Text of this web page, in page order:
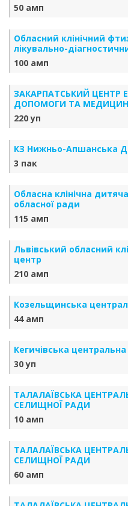
50 амп
Обласний клінічний
лікувально-
100 амп
ЗАКАРПАТСЬКИЙ ЦЕНТР
ДОПОМОГИ ТА
220 уп
КЗ Нижньо-Апшанська
3 пак
Обласна клінічна
обласної ради
115 амп
Львівський обласний
центр
210 амп
Козельщинська
44 амп
Кегичівська
30 уп
ТАЛАЛАЇВСЬКА
СЕЛИЩНОЇ РАДИ
10 амп
ТАЛАЛАЇВСЬКА
СЕЛИЩНОЇ РАДИ
60 амп